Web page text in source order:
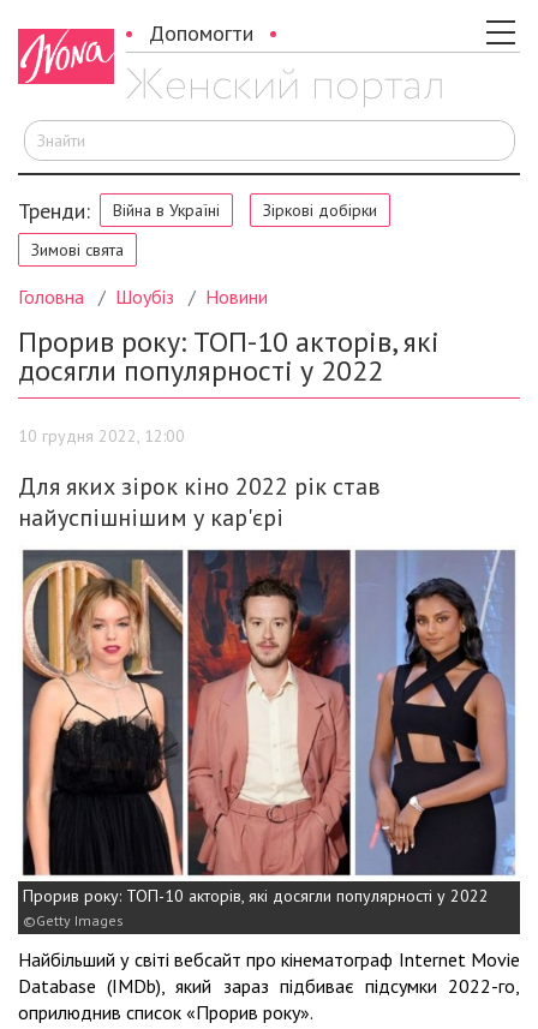
Допомогти
Тренди: Війна в Україні
Зіркові добірки
Зимові свята
Головна Шоубіз Новини
Прорив року: ТОП-10 акторів, які
досягли популярності у 2022
10 грудня 2022, 12:00
Для яких зірок кіно 2022 рік став
найуспішнішим у кар'єрі
Прорив року: ТОП-10 акторів, які досягли популярності у 2022
Getty Images
Найбільший у світі вебсайт про кінематограф Internet Movie
Database (IMDb), який зараз підбиває підсумки 2022-го,
оприлюднив список «Прорив року».